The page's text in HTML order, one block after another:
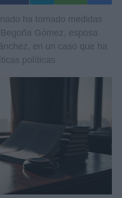
ha tomado medidas
Gómez, esposa
en un caso que ha
políticas